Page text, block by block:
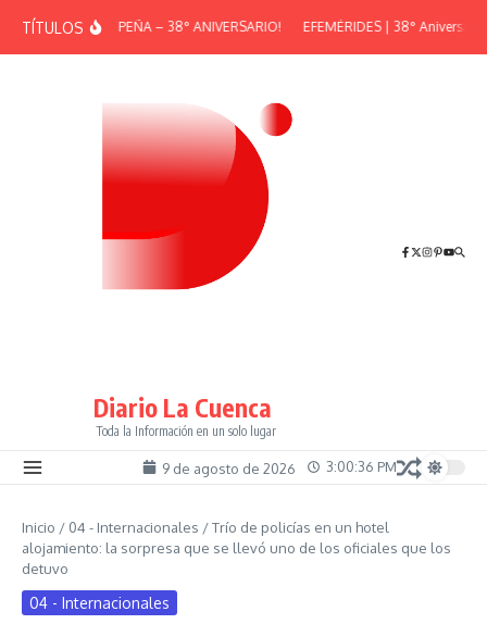
TÍTULOS¡GRAN PEÑA – 38° ANIVERSARIO! EFEMÉRIDES | 38°
Diario La Cuenca
Toda la Información en un solo lugar
9 de agosto de 2026 3:00:36 PM
Inicio / 04 - Internacionales /Trío de policías en un hotel
alojamiento: la sorpresa que se llevó uno de los oficiales que los
detuvo
04 - Internacionales